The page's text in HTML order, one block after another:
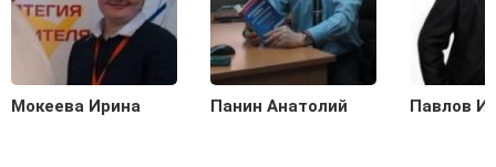
Мокеева Ирина Панин Анатолий Павлов